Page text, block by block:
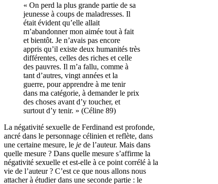
« On perd la plus grande partie de sa
jeunesse à coups de maladresses. Il
était évident qu’elle allait
m’abandonner mon aimée tout à fait
et bientôt. Je n’avais pas encore
appris qu’il existe deux humanités très
différentes, celles des riches et celle
des pauvres. Il m’a fallu, comme à
tant d’autres, vingt années et la
guerre, pour apprendre à me tenir
dans ma catégorie, à demander le prix
des choses avant d’y toucher, et
surtout d’y tenir. » (Céline 89)
La négativité sexuelle de Ferdinand est profonde,
ancré dans le personnage célinien et reflète, dans
une certaine mesure, le je de l’auteur. Mais dans
quelle mesure ? Dans quelle mesure s’affirme la
négativité sexuelle et est-elle à ce point corrélé à la
vie de l’auteur ? C’est ce que nous allons nous
attacher à étudier dans une seconde partie : le